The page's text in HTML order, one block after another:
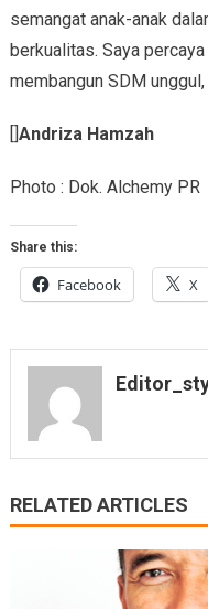
semangat anak-anak
berkualitas. Saya
membangun SDM
[]Andriza Hamzah
Photo : Dok. Alchemy PR
Share this:
Facebook X
RELATED ARTICLES